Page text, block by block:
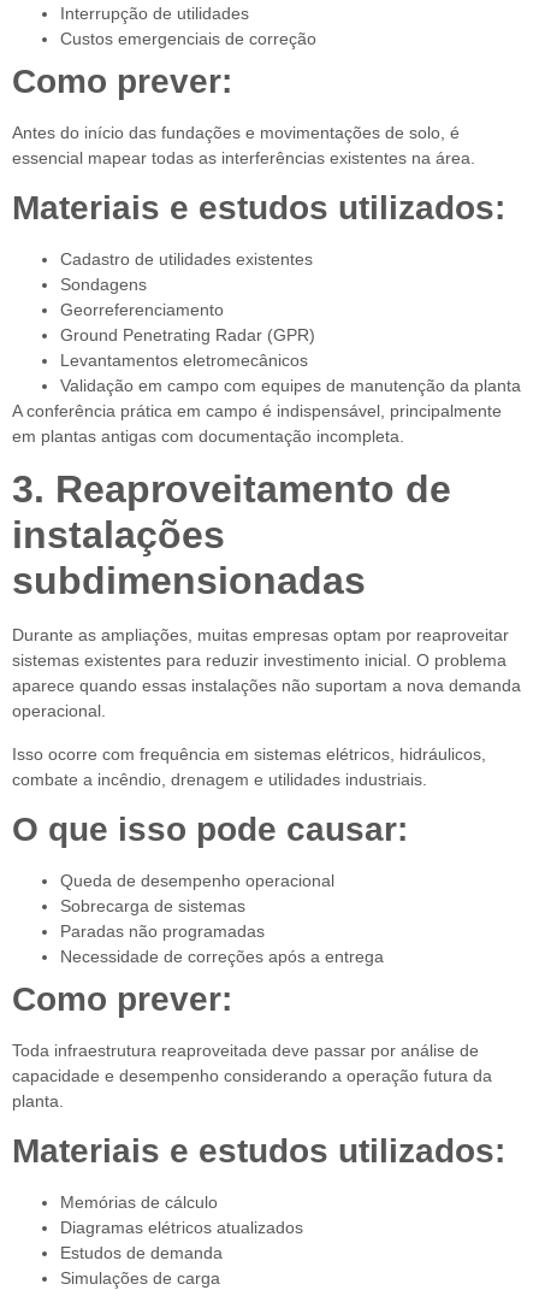
Interrupção de utilidades
Custos emergenciais de correção
Como prever:
Antes do início das fundações e movimentações de solo, é
essencial mapear todas as interferências existentes na área.
Materiais e estudos utilizados:
Cadastro de utilidades existentes
Sondagens
Georreferenciamento
Ground Penetrating Radar (GPR)
Levantamentos eletromecânicos
Validação em campo com equipes de manutenção da planta
A conferência prática em campo é indispensável, principalmente
em plantas antigas com documentação incompleta.
3. Reaproveitamento de
instalações
subdimensionadas
Durante as ampliações, muitas empresas optam por reaproveitar
sistemas existentes para reduzir investimento inicial. O problema
aparece quando essas instalações não suportam a nova demanda
operacional.
Isso ocorre com frequência em sistemas elétricos, hidráulicos,
combate a incêndio, drenagem e utilidades industriais.
O que isso pode causar:
Queda de desempenho operacional
Sobrecarga de sistemas
Paradas não programadas
Necessidade de correções após a entrega
Como prever:
Toda infraestrutura reaproveitada deve passar por análise de
capacidade e desempenho considerando a operação futura da
planta.
Materiais e estudos utilizados:
Memórias de cálculo
Diagramas elétricos atualizados
Estudos de demanda
Simulações de carga